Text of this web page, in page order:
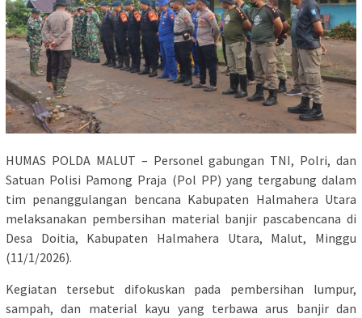
HUMAS POLDA MALUT – Personel gabungan TNI, Polri, dan
Satuan Polisi Pamong Praja (Pol PP) yang tergabung dalam
tim penanggulangan bencana Kabupaten Halmahera Utara
melaksanakan pembersihan material banjir pascabencana di
Desa Doitia, Kabupaten Halmahera Utara, Malut, Minggu
(11/1/2026).
Kegiatan tersebut difokuskan pada pembersihan lumpur,
sampah, dan material kayu yang terbawa arus banjir dan